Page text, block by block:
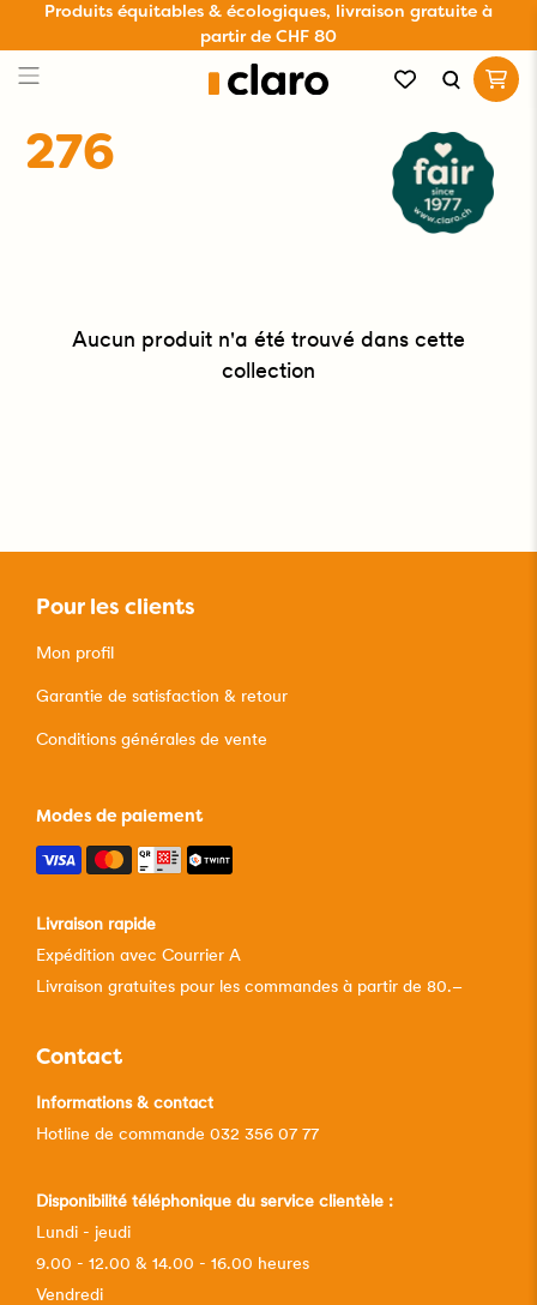
Produits équitables & écologiques, livraison gratuite à
partir de CHF 80
276
Aucun produit n'a été trouvé dans cette
collection
Pour les clients
Mon profil
Garantie de satisfaction & retour
Conditions générales de vente
Modes de paiement
Livraison rapide
Expédition avec Courrier A
Livraison gratuites pour les commandes à partir de 80.–
Contact
Informations & contact
Hotline de commande 032 356 07 77
Disponibilité téléphonique du service clientèle :
Lundi - jeudi
9.00 - 12.00 & 14.00 - 16.00 heures
Vendredi